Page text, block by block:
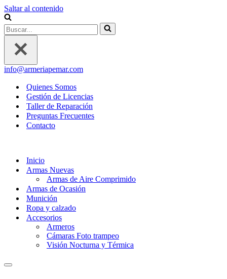
Saltar al contenido
Buscar...
info@armeriapemar.com
Quienes Somos
Gestión de Licencias
Taller de Reparación
Preguntas Frecuentes
Contacto
Inicio
Armas Nuevas
Armas de Aire Comprimido
Armas de Ocasión
Munición
Ropa y calzado
Accesorios
Armeros
Cámaras Foto trampeo
Visión Nocturna y Térmica
Menú